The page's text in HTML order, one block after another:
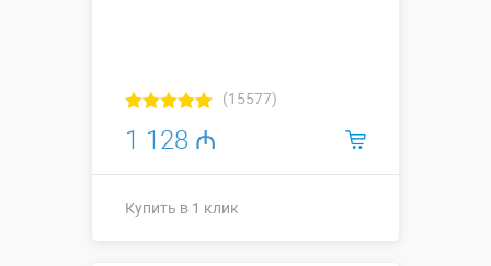
(15577)
1 128 ₼
Купить в 1 клик